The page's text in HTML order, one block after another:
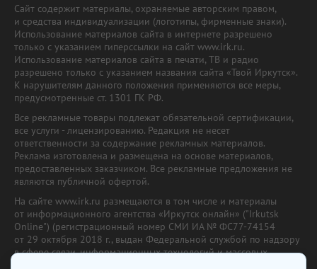
Сайт содержит материалы, охраняемые авторским правом,
и средства индивидуализации (логотипы, фирменные знаки).
Использование материалов сайта в интернете разрешено
только с указанием гиперссылки на сайт www.irk.ru.
Использование материалов сайта в печати, ТВ и радио
разрешено только с указанием названия сайта «Твой Иркутск».
К нарушителям данного положения применяются все меры,
предусмотренные ст. 1301 ГК РФ.
Все рекламные товары подлежат обязательной сертификации,
все услуги - лицензированию. Редакция не несет
ответственности за содержание рекламных материалов.
Реклама изготовлена и размещена на основе материалов,
предоставленных заказчиком. Все рекламные предложения не
являются публичной офертой.
На сайте www.irk.ru размещаются в том числе и материалы
от информационного агентства «Иркутск онлайн» ("Irkutsk
Online") (регистрационный номер СМИ ИА № ФС77-74154
от 29 октября 2018 г., выдан Федеральной службой по надзору
в сфере связи, информационных технологий и массовых